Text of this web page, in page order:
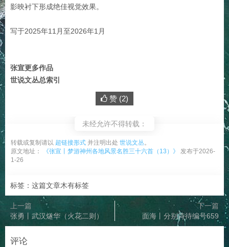
影映衬下形成绝佳视觉效果。
写于2025年11月至2026年1月
张宣更多作品
世说文丛总索引
赞 (2)
未经允许不得转载：
转载或复制请以 超链接形式 并注明出处 世说文丛。
原文地址：
《张宣丨梦游神州各地风景名胜三十六首（13）》
发布于2026-
1-26
标签：这篇文章木有标签
上一篇
张勇丨武汉燧华（火花二则）
下一篇
面海丨分别诗待编号659
评论